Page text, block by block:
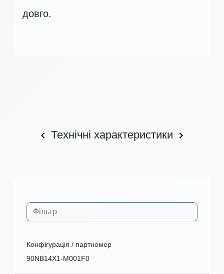
довго.
Технічні характеристики
Конфігурація / партномер
90NB14X1-M001F0